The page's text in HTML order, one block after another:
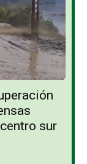
sur